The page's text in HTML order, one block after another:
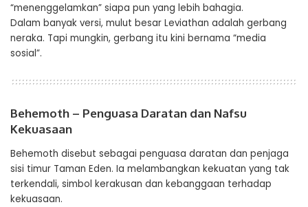
“menenggelamkan” siapa pun yang lebih bahagia.
Dalam banyak versi, mulut besar Leviathan adalah gerbang
neraka. Tapi mungkin, gerbang itu kini bernama “media
sosial”.
Behemoth – Penguasa Daratan dan Nafsu
Kekuasaan
Behemoth disebut sebagai penguasa daratan dan penjaga
sisi timur Taman Eden. Ia melambangkan kekuatan yang tak
terkendali, simbol kerakusan dan kebanggaan terhadap
kekuasaan.